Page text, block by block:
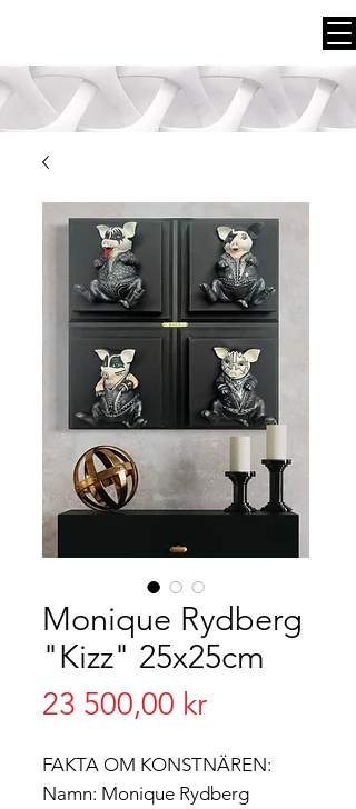
Monique Rydberg
"Kizz" 25x25cm
23 500,00 krPris
FAKTA OM KONSTNÄREN:
Namn: Monique Rydberg